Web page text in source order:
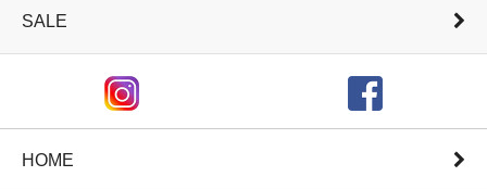
SALE
HOME